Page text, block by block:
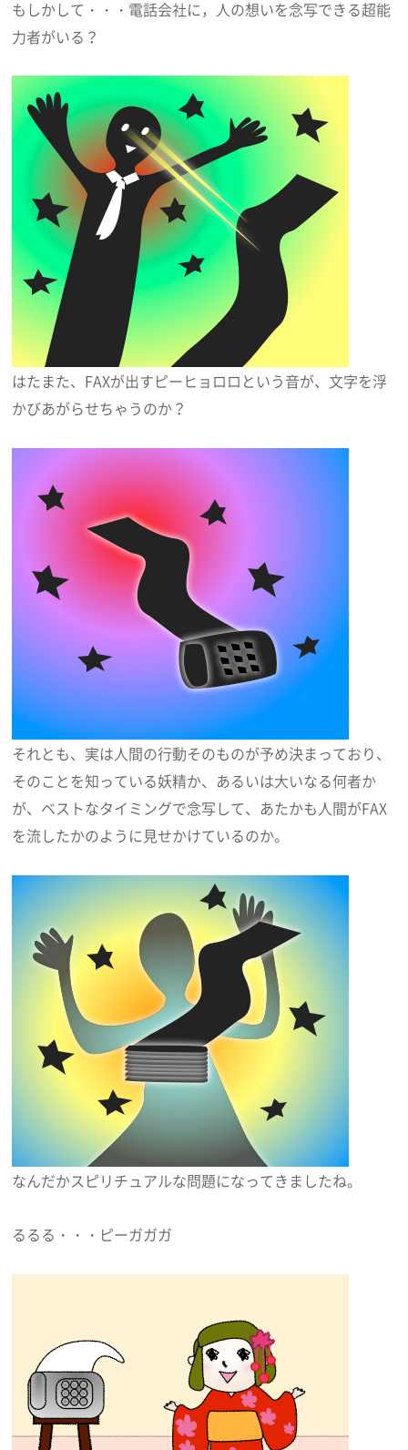
もしかして・・・電話会社に，人の想いを念写できる超能
力者がいる？
はたまた、FAXが出すピーヒョロロという音が、文字を浮
かびあがらせちゃうのか？
それとも、実は人間の行動そのものが予め決まっており、
そのことを知っている妖精か、あるいは大いなる何者か
が、ベストなタイミングで念写して、あたかも人間がFAX
を流したかのように見せかけているのか。
なんだかスピリチュアルな問題になってきましたね。
るるる・・・ピーガガガ